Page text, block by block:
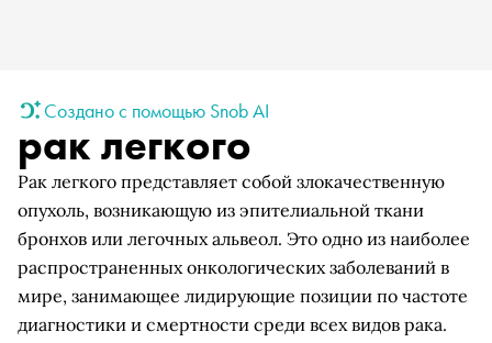
Создано с помощью Snob AI
рак легкого
Рак легкого представляет собой злокачественную
опухоль, возникающую из эпителиальной ткани
бронхов или легочных альвеол. Это одно из наиболее
распространенных онкологических заболеваний в
мире, занимающее лидирующие позиции по частоте
диагностики и смертности среди всех видов рака.